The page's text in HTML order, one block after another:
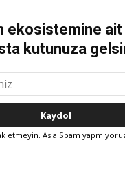
ekosistemine
kutunuza
etmeyin. Asla Spam